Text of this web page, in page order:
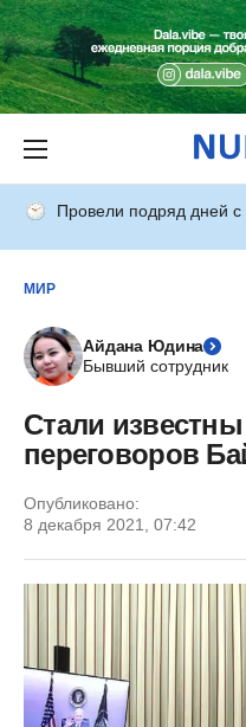
Провели подряд дней
МИР
Айдана Юдина
Бывший сотрудник
Стали
переговоров
Опубликовано:
8 декабря 2021, 07:42